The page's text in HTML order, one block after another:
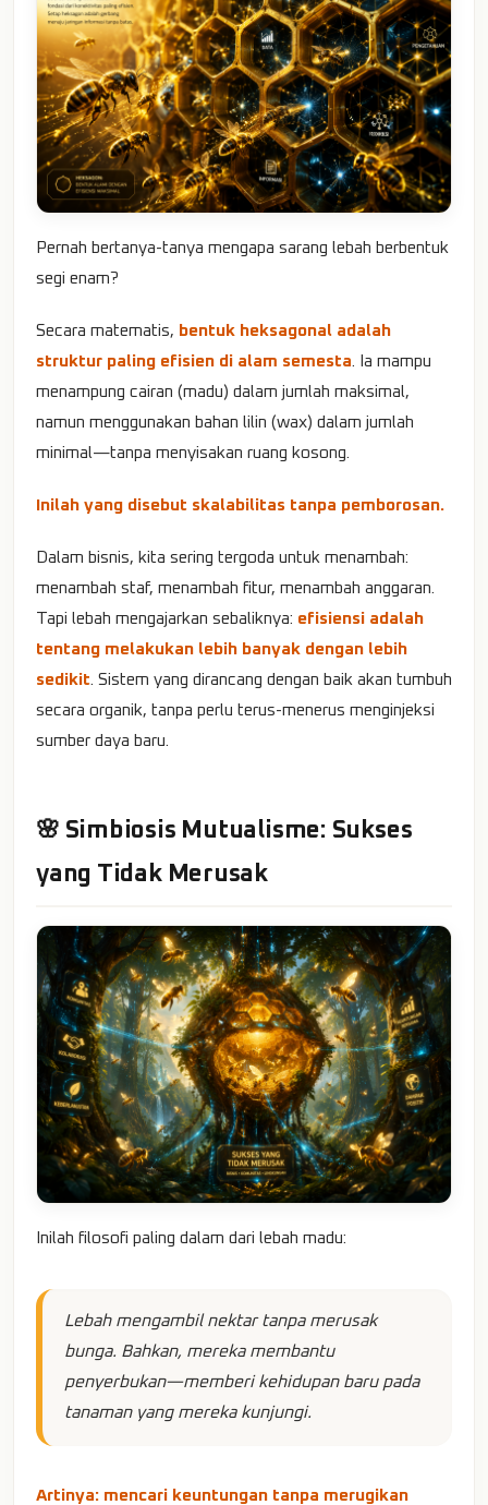
Pernah bertanya-tanya mengapa sarang lebah berbentuk
segi enam?
Secara matematis, bentuk heksagonal adalah
struktur paling efisien di alam semesta. Ia mampu
menampung cairan (madu) dalam jumlah maksimal,
namun menggunakan bahan lilin (wax) dalam jumlah
minimal—tanpa menyisakan ruang kosong.
Inilah yang disebut skalabilitas tanpa pemborosan.
Dalam bisnis, kita sering tergoda untuk menambah:
menambah staf, menambah fitur, menambah anggaran.
Tapi lebah mengajarkan sebaliknya: efisiensi adalah
tentang melakukan lebih banyak dengan lebih
sedikit. Sistem yang dirancang dengan baik akan tumbuh
secara organik, tanpa perlu terus-menerus menginjeksi
sumber daya baru.
🌸 Simbiosis Mutualisme: Sukses
yang Tidak Merusak
Inilah filosofi paling dalam dari lebah madu:
Lebah mengambil nektar tanpa merusak
bunga. Bahkan, mereka membantu
penyerbukan—memberi kehidupan baru pada
tanaman yang mereka kunjungi.
Artinya: mencari keuntungan tanpa merugikan